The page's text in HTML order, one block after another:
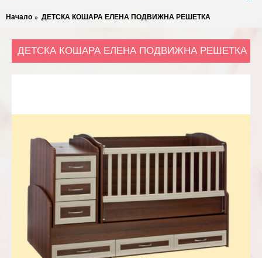
Начало ДЕТСКА КОШАРА ЕЛЕНА ПОДВИЖНА РЕШЕТКА
ДЕТСКА КОШАРА ЕЛЕНА ПОДВИЖНА РЕШЕТКА